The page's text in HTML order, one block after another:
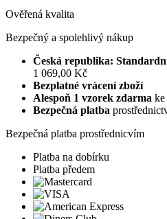
Ověřená kvalita
Bezpečný a spolehlivý nákup
Česká republika:
1 069,00 Kč
Bezplatné vrácení zboží
Alespoň 1 vzorek zdarma ke
Bezpečná platba
Bezpečná platba prostřednicvím
Platba na dobírku
Platba předem